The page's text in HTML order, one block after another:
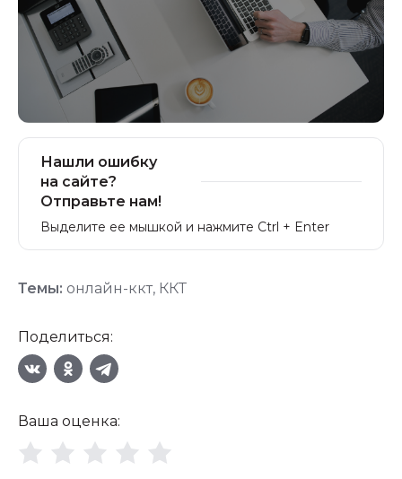
Нашли ошибку
на сайте?
Отправьте нам!
Выделите ее мышкой и нажмите Ctrl + Enter
Темы: онлайн-ккт, ККТ
Поделиться:
Ваша оценка: